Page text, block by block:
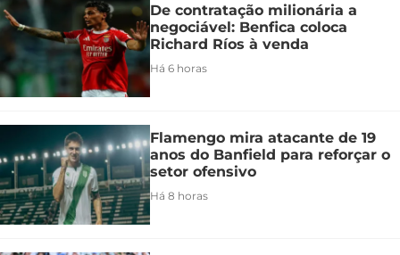
De contratação milionária a
negociável: Benfica coloca
Richard Ríos à venda
Há 6 horas
Flamengo mira atacante de 19
anos do Banfield para reforçar o
setor ofensivo
Há 8 horas